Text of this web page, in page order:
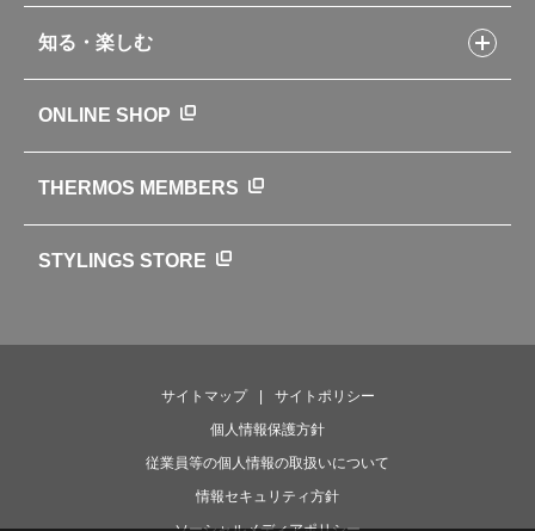
カタログ
世界のサーモス
サーモスの歴史
知る・楽しむ
クラブサーモス
WEBマガジン
お弁当にエールを込めて
ONLINE SHOP
THERMOS MEMBERS
STYLINGS STORE
サイトマップ
サイトポリシー
個人情報保護方針
従業員等の個人情報の取扱いについて
情報セキュリティ方針